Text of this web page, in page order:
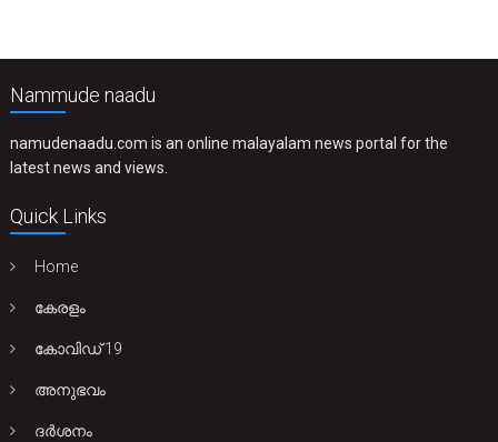
Nammude naadu
namudenaadu.com is an online malayalam news portal for the
latest news and views.
Quick Links
Home
കേരളം
കോവിഡ് 19
അനുഭവം
ദർശനം